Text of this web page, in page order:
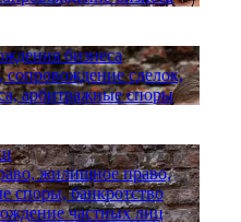
бизнеса
сопровождение сделок,
арбитражные споры
жилищное право,
споры, банкротство
частных лиц